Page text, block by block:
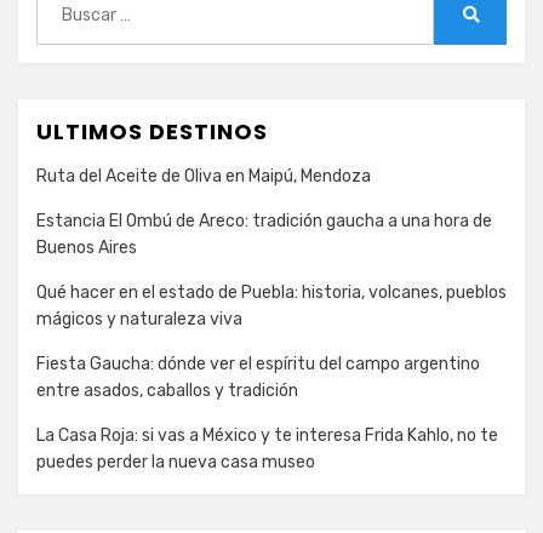
ULTIMOS DESTINOS
Ruta del Aceite de Oliva en Maipú, Mendoza
Estancia El Ombú de Areco: tradición gaucha a una hora de
Buenos Aires
Qué hacer en el estado de Puebla: historia, volcanes, pueblos
mágicos y naturaleza viva
Fiesta Gaucha: dónde ver el espíritu del campo argentino
entre asados, caballos y tradición
La Casa Roja: si vas a México y te interesa Frida Kahlo, no te
puedes perder la nueva casa museo